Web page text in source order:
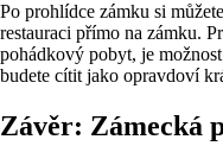
Po prohlídce zámku si
restauraci přímo na zámku.
pohádkový pobyt, je
budete cítit jako opravdoví
Závěr: Zámecká